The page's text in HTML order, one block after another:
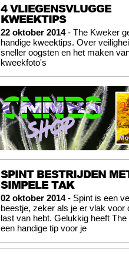
4 VLIEGENSVLUGGE
KWEEKTIPS
22 oktober 2014- The Kweker
handige kweektips. Over
sneller oogsten en het maken
kweekfoto's
SPINT BESTRIJDEN
SIMPELE TAK
02 oktober 2014- Spint is een
beestje, zeker als je er vlak voor
last van hebt. Gelukkig heeft
een handige tip voor je